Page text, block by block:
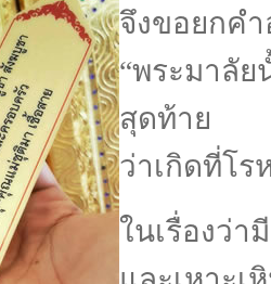
จึงขอยกค
“พระมาลั
สุดท้าย
ว่าเกิดที่โร
ในเรื่องว่